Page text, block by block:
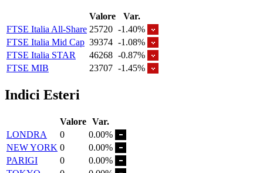
Valore
Var.
FTSE Italia All-Share 25720 -1.40%
FTSE Italia Mid Cap 39374 -1.08%
FTSE Italia STAR
46268 -0.87%
FTSE MIB
23707 -1.45%
Indici Esteri
Valore Var.
LONDRA
0
0.00%
NEW YORK 0
0.00%
PARIGI
0
0.00%